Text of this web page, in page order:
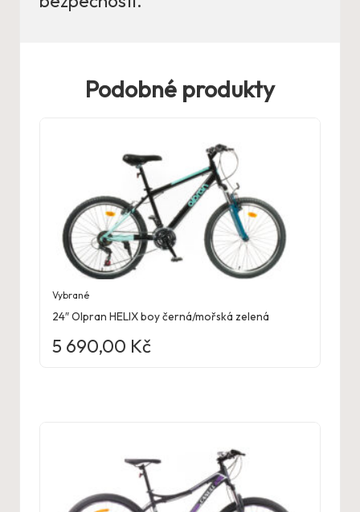
Podobné produkty
Vybrané
24″ Olpran HELIX boy černá/mořská zelená
5 690,00 Kč